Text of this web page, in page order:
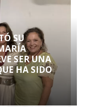
SU
SER UNA
HA SIDO